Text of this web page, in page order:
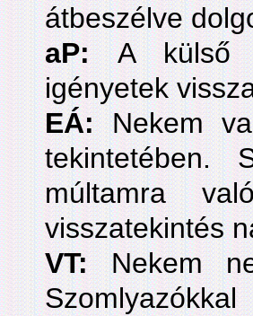
átbeszélve
aP:A külső
igényetek
EÁ:Nekem
tekintetében.
múltamra
visszatekintés
VT:Nekem